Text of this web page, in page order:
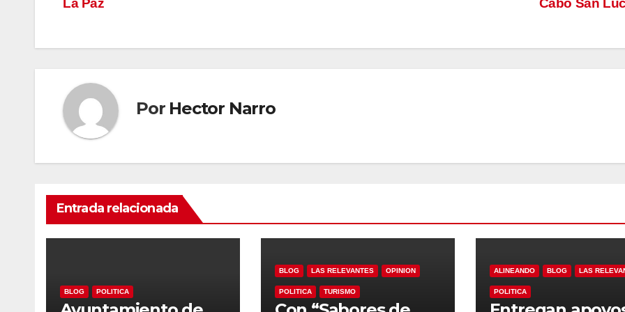
Cabo San
La Paz
Por Hector Narro
Entrada relacionada
BLOG POLITICA
BLOG LAS RELEVANTES OPINION
POLITICA TURISMO
ALINEANDO BLOG LAS
POLITICA